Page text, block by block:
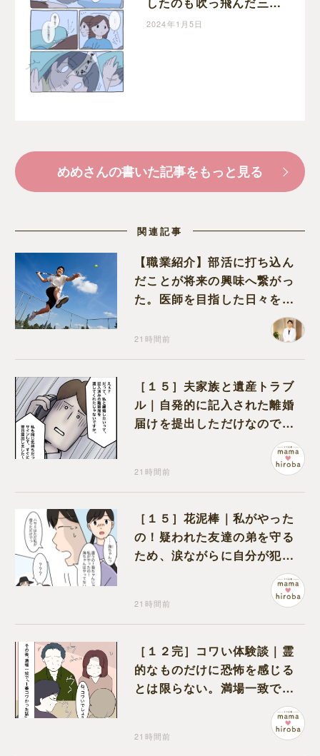
三様の寝かしつけ事情｜
2024年1月5日
めめさんの書いた記事をもっと見る
関連記事
【職業紹介】部活に打ち込ん
だことが将来の興味へ繋がっ
た。医師を目指した日々を振
21時間前
［１５］夫家族と遺産トラブ
ル｜自発的に記入された離婚
届けを提出しただけなので、
21時間前
［１５］花泥棒｜私がやった
の！疑われた友達の弟を守る
ため、涙ながらに自分が犯人
21時間前
［１２完］コワい体験談｜霊
的なものだけに恐怖を感じる
とは限らない。満場一致でコ
ワいと認定された意外な体験
21時間前